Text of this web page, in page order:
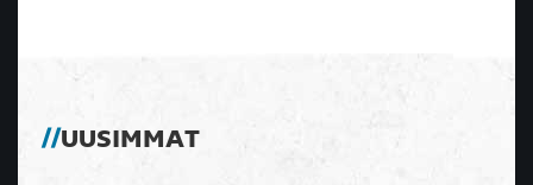
UUSIMMAT